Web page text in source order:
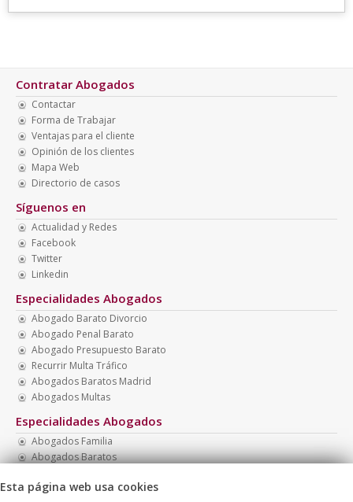
Contratar Abogados
Contactar
Forma de Trabajar
Ventajas para el cliente
Opinión de los clientes
Mapa Web
Directorio de casos
Síguenos en
Actualidad y Redes
Facebook
Twitter
Linkedin
Especialidades Abogados
Abogado Barato Divorcio
Abogado Penal Barato
Abogado Presupuesto Barato
Recurrir Multa Tráfico
Abogados Baratos Madrid
Abogados Multas
Especialidades Abogados
Abogados Familia
Abogados Baratos
Recurrir Multa
Esta página web usa cookies